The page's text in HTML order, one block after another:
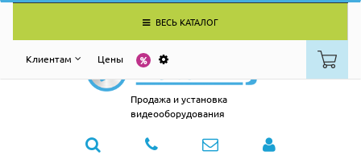
ВЕСЬ КАТАЛОГ
Клиентам Цены
Продажа и установка
видеооборудования